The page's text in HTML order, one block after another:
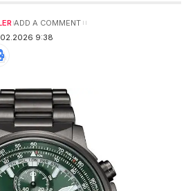
9:38
ADD A COMMENT